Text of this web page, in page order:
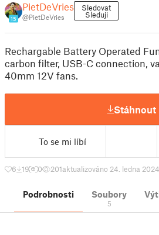
15
PietDeVries
@PietDeVries
Sledovat
Sleduji
Rechargable Battery Operated
carbon filter, USB-C connection,
40mm 12V fans.
Stáhnout
To se mi líbí
6 19 0 201aktualizováno 24. ledna 2024
Podrobnosti Soubory
5